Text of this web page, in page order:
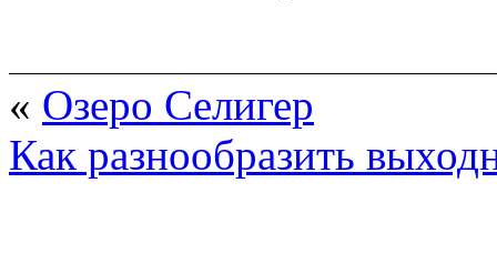
« Озеро Селигер
Как разнообразить